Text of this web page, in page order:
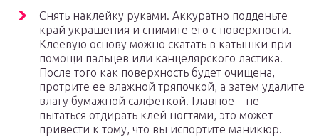
Снять наклейку руками. Аккуратно подденьте
край украшения и снимите его с поверхности.
Клеевую основу можно скатать в катышки при
помощи пальцев или канцелярского ластика.
После того как поверхность будет очищена,
протрите ее влажной тряпочкой, а затем удалите
влагу бумажной салфеткой. Главное – не
пытаться отдирать клей ногтями, это может
привести к тому, что вы испортите маникюр.